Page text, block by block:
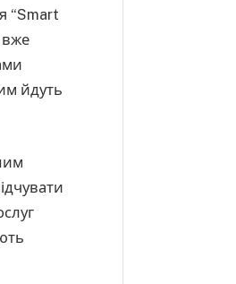
“Smart
вже
йдуть